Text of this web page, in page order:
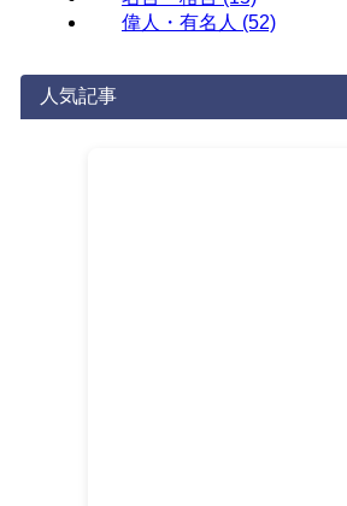
偉人・有名人 (52)
人気記事